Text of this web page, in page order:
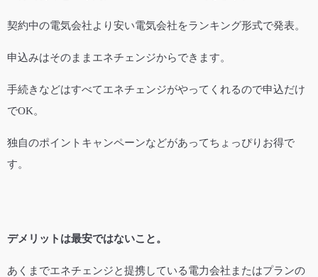
契約中の電気会社より安い電気会社をランキング形式で発表。
申込みはそのままエネチェンジからできます。
手続きなどはすべてエネチェンジがやってくれるので申込だけ
でOK。
独自のポイントキャンペーンなどがあってちょっぴりお得で
す。
デメリットは最安ではないこと。
あくまでエネチェンジと提携している電力会社またはプランの